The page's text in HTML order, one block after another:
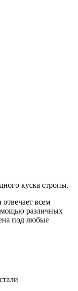
куска стропы.
отвечает всем
различных
под любые